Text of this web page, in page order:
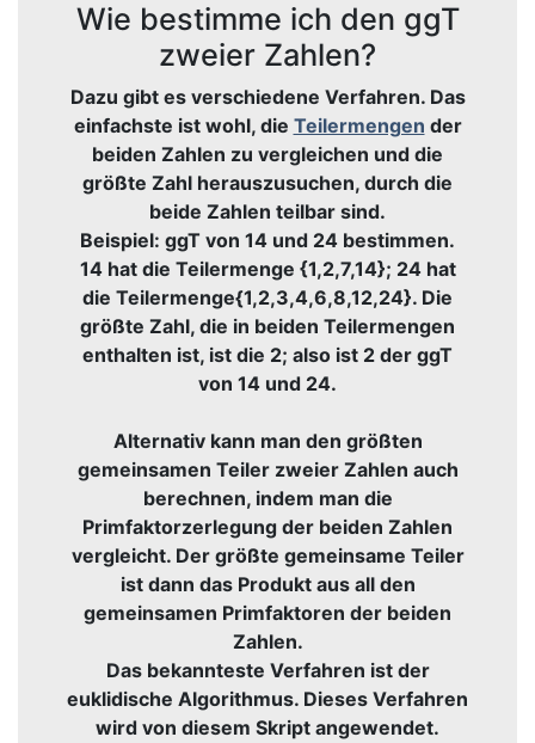
Wie bestimme ich den ggT
zweier Zahlen?
Dazu gibt es verschiedene Verfahren. Das
einfachste ist wohl, die Teilermengen der
beiden Zahlen zu vergleichen und die
größte Zahl herauszusuchen, durch die
beide Zahlen teilbar sind.
Beispiel: ggT von 14 und 24 bestimmen.
14 hat die Teilermenge {1,2,7,14}; 24 hat
die Teilermenge{1,2,3,4,6,8,12,24}. Die
größte Zahl, die in beiden Teilermengen
enthalten ist, ist die 2; also ist 2 der ggT
von 14 und 24.
Alternativ kann man den größten
gemeinsamen Teiler zweier Zahlen auch
berechnen, indem man die
Primfaktorzerlegung der beiden Zahlen
vergleicht. Der größte gemeinsame Teiler
ist dann das Produkt aus all den
gemeinsamen Primfaktoren der beiden
Zahlen.
Das bekannteste Verfahren ist der
euklidische Algorithmus. Dieses Verfahren
wird von diesem Skript angewendet.